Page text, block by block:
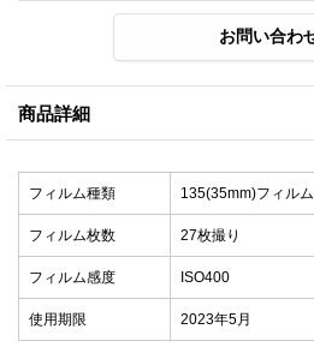
商品詳細
フィルム種類 135(35mm)フィルム
フィルム枚数 27枚撮り
フィルム感度 ISO400
使用期限 2023年5月